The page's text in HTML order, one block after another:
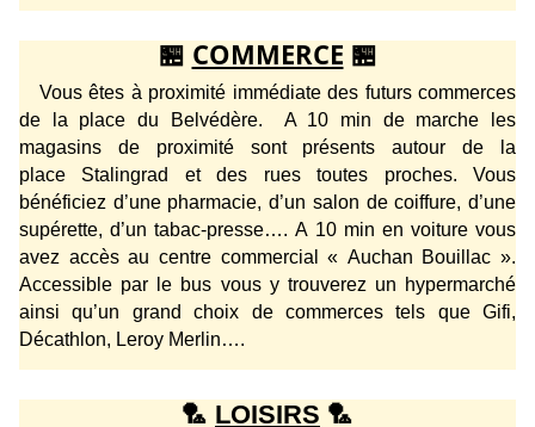
🏪 COMMERCE 🏪
Vous êtes à proximité immédiate des futurs commerces
de la place du Belvédère. A 10 min de marche les
magasins de proximité sont présents autour de la
place Stalingrad
et des rues toutes proches. Vous
bénéficiez d’une pharmacie, d’un salon de coiffure, d’une
supérette, d’un tabac-presse…. A 10 min en voiture vous
avez accès au centre commercial « Auchan Bouillac ».
Accessible par le bus vous y trouverez un hypermarché
ainsi qu’un grand choix de commerces tels que Gifi,
Décathlon, Leroy Merlin….
🏸 LOISIRS 🏸